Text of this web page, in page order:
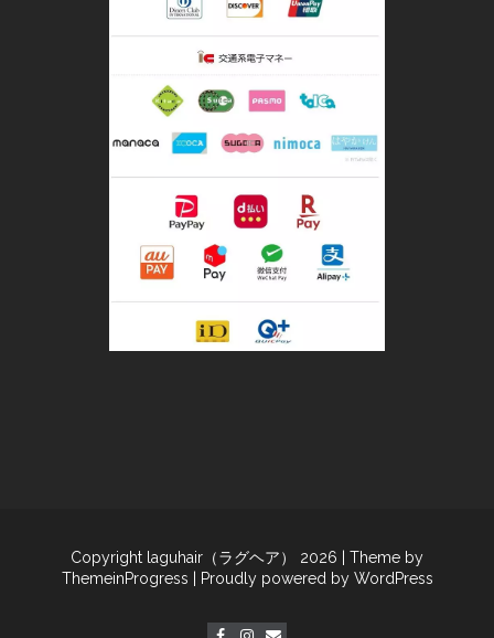
Copyright laguhair（ラグヘア） 2026
| Theme by
ThemeinProgress
| Proudly powered by WordPress